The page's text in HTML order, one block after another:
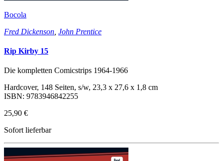
Bocola
Fred Dickenson John Prentice
Rip Kirby 15
Die kompletten Comicstrips 1964-1966
Hardcover, 148 Seiten, s/w, 23,3 x 27,6 x 1,8 cm
ISBN: 9783946842255
25,90 €
Sofort lieferbar